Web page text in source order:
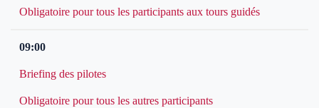
Obligatoire pour tous les participants aux tours guidés
09:00
Briefing des pilotes
Obligatoire pour tous les autres participants